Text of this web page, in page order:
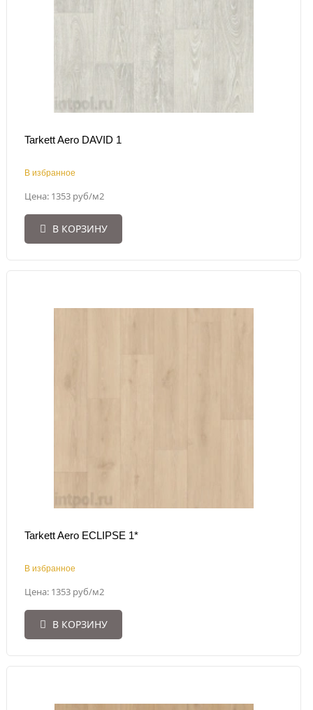
Tarkett Aero DAVID 1
В избранное
Цена: 1353 руб/м2
В КОРЗИНУ
Tarkett Aero ECLIPSE 1*
В избранное
Цена: 1353 руб/м2
В КОРЗИНУ